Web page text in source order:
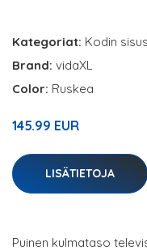
Kategoriat: Kodin
Brand: vidaXL
Color: Ruskea
145.99 EUR
LISÄTIETOJA
Puinen kulmataso